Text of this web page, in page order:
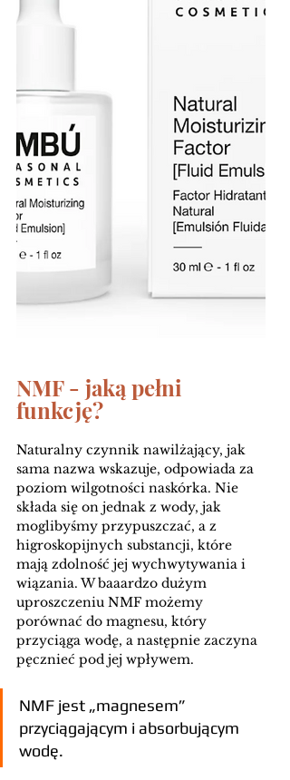
NMF - jaką pełni
funkcję?
Naturalny czynnik nawilżający, jak
sama nazwa wskazuje, odpowiada za
poziom wilgotności naskórka. Nie
składa się on jednak z wody, jak
moglibyśmy przypuszczać, a z
higroskopijnych substancji, które
mają zdolność jej wychwytywania i
wiązania. W baaardzo dużym
uproszczeniu NMF możemy
porównać do magnesu, który
przyciąga wodę, a następnie zaczyna
pęcznieć pod jej wpływem.
NMF jest „magnesem”
przyciągającym i absorbującym
wodę.